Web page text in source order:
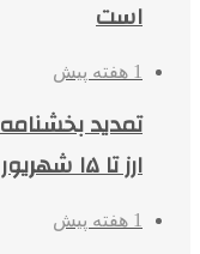
است
1 هفته پیش
تمدید
ارز تا ۱۵ شهریور
1 هفته پیش